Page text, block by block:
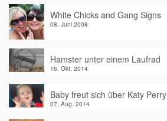
White Chicks and Gang Signs
08. Juni 2008
Hamster unter einem Laufrad
16. Okt. 2014
Baby freut sich über Katy Perry
07. Aug. 2014